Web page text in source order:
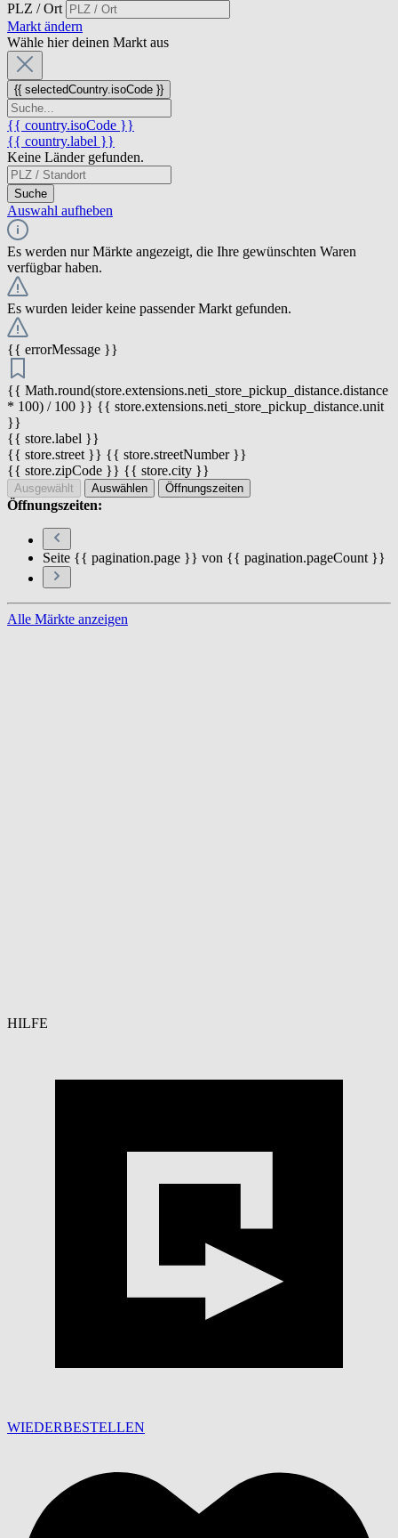
PLZ / Ort
Markt ändern
Wähle hier deinen Markt aus
{{ selectedCountry.isoCode }}
{{ country.isoCode }}
{{ country.label }}
Keine Länder gefunden.
Suche
Auswahl aufheben
Es werden nur Märkte angezeigt, die Ihre gewünschten Waren
verfügbar haben.
Es wurden leider keine passender Markt gefunden.
{{ errorMessage }}
{{ Math.round(store.extensions.neti_store_pickup_distance.distance
* 100) / 100 }} {{ store.extensions.neti_store_pickup_distance.unit
}}
{{ store.label }}
{{ store.street }} {{ store.streetNumber }}
{{ store.zipCode }} {{ store.city }}
Ausgewählt Auswählen Öffnungszeiten
Öffnungszeiten:
Seite {{ pagination.page }} von {{ pagination.pageCount }}
Alle Märkte anzeigen
HILFE
WIEDERBESTELLEN